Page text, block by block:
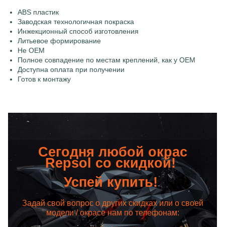
ABS пластик
Заводская технологичная покраска
Инжекционный способ изготовления
Литьевое формирование
Не OEM
Полное совпадение по местам креплений, как у OEM
Доступна оплата при получении
Готов к монтажу
Сегодня любой окрас
Repsol со скидкой!
Успей купить!
Задай свой вопрос о других скидках или о своей
модели / окрасе нам по телефонам: